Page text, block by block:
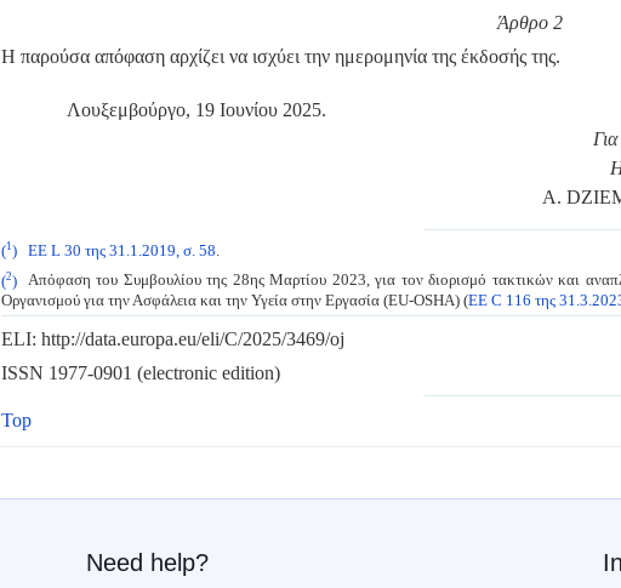
Άρθρο 2
Η παρούσα απόφαση αρχίζει να ισχύει την ημερομηνία της έκδοσής της.
Λουξεμβούργο, 19 Ιουνίου 2025.
A.
(1) ΕΕ L 30 της 31.1.2019, σ. 58.
(2)Απόφαση του Συμβουλίου της 28ης Μαρτίου 2023, για τον διορισμό τακτικών και
Οργανισμού για την Ασφάλεια και την Υγεία στην Εργασία (EU-OSHA) (ΕΕ C 116 της
ELI: http://data.europa.eu/eli/C/2025/3469/oj
ISSN 1977-0901 (electronic edition)
Top
Need help?